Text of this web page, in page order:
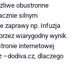
obustronne
silnym
zaprawy np. Infuzja
wiarygodny wynik.
internetowej
–dodiva.cz, dlaczego